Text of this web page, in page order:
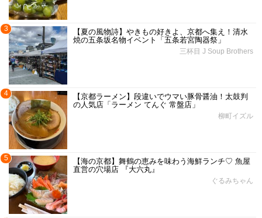
3
【夏の風物詩】やきもの好きよ、京都へ集え！清水
焼の五条坂名物イベント「五条若宮陶器祭」
三杯目 J Soup Brothers
4
【京都ラーメン】段違いでウマい豚骨醤油！太鼓判
の人気店「ラーメン てんぐ 常盤店」
柳町イズル
5
【海の京都】舞鶴の恵みを味わう海鮮ランチ♡ 魚屋
直営の穴場店 『大六丸』
ぐるみちゃん